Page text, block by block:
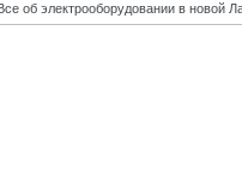
об электрооборудовании в новой